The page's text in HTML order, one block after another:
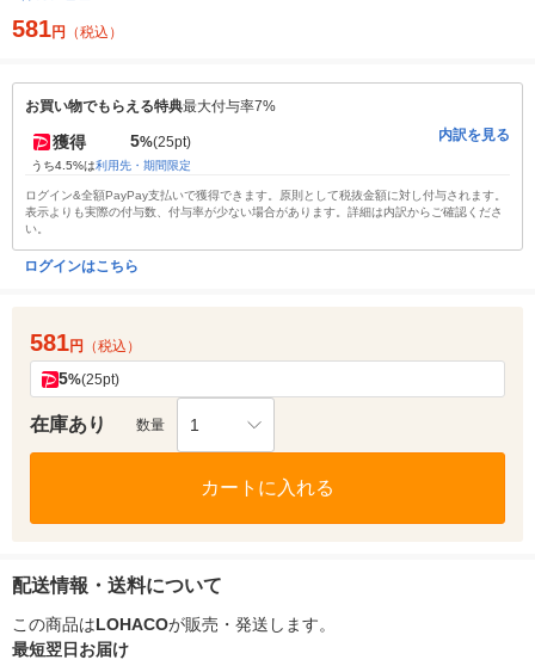
581円 （税込）
お買い物でもらえる特典最大付与率7%
獲得 5%(25pt)
うち4.5%は利用先・期間限定
内訳を見る
ログイン&全額PayPay支払いで獲得できます。原則として税抜金額に対し付与されます。
表示よりも実際の付与数、付与率が少ない場合があります。詳細は内訳からご確認くださ
い。
ログインはこちら
581円 （税込）
5%(25pt)
在庫あり 数量 1
カートに入れる
配送情報・送料について
この商品はLOHACOが販売・発送します。
最短翌日お届け